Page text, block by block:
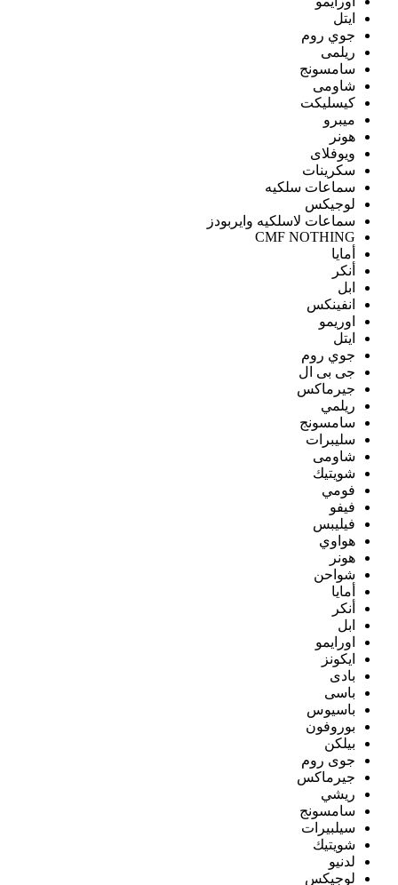
ايتل
جوي روم
ريلمى
سامسونج
شاومى
كيسليكت
ميبرو
هونر
ويوفلاى
سكرينات
سماعات سلكيه
لوجيكس
سماعات لاسلكيه وايربودز
CMF NOTHING
أمايا
أنكر
ابل
انفينكس
اوريمو
ايتل
جوي روم
جى بى ال
جيرماكس
ريلمي
سامسونج
سليبرات
شاومى
شويتيك
فومي
فيفو
فيليبس
هواوي
هونر
شواحن
أمايا
أنكر
ابل
اورايمو
ايكونز
بادى
باسى
باسيوس
بوروفون
بيلكن
جوى روم
جيرماكس
ريشي
سامسونج
سيلبيرات
شويتيك
لدنيو
لوجيكس